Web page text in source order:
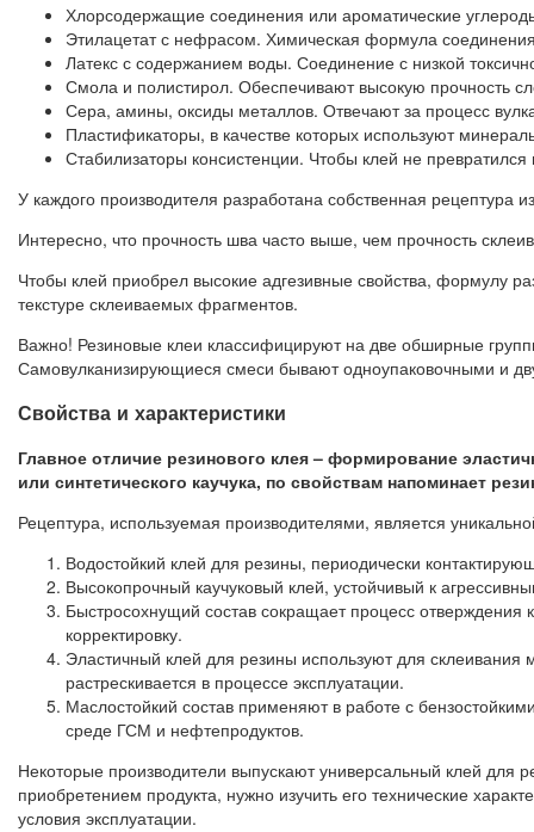
Хлорсодержащие соединения или ароматические
Этилацетат с нефрасом. Химическая формула
Латекс с содержанием воды. Соединение с низкой
Смола и полистирол. Обеспечивают высокую прочность
Сера, амины, оксиды металлов. Отвечают за процесс
Пластификаторы, в качестве которых используют
Стабилизаторы консистенции. Чтобы клей не
У каждого производителя разработана собственная рецептура
Интересно, что прочность шва часто выше, чем прочность
Чтобы клей приобрел высокие адгезивные свойства, формулу
текстуре склеиваемых фрагментов.
Важно! Резиновые клеи классифицируют на две обширные
Самовулканизирующиеся смеси бывают одноупаковочными и
Свойства и характеристики
Главное отличие резинового клея – формирование
или синтетического каучука, по свойствам напоминает
Рецептура, используемая производителями, является
Водостойкий клей для резины, периодически
Высокопрочный каучуковый клей, устойчивый к
Быстросохнущий состав сокращает процесс
корректировку.
Эластичный клей для резины используют для склеивания
растрескивается в процессе эксплуатации.
Маслостойкий состав применяют в работе с
среде ГСМ и нефтепродуктов.
Некоторые производители выпускают универсальный клей для
приобретением продукта, нужно изучить его технические
условия эксплуатации.